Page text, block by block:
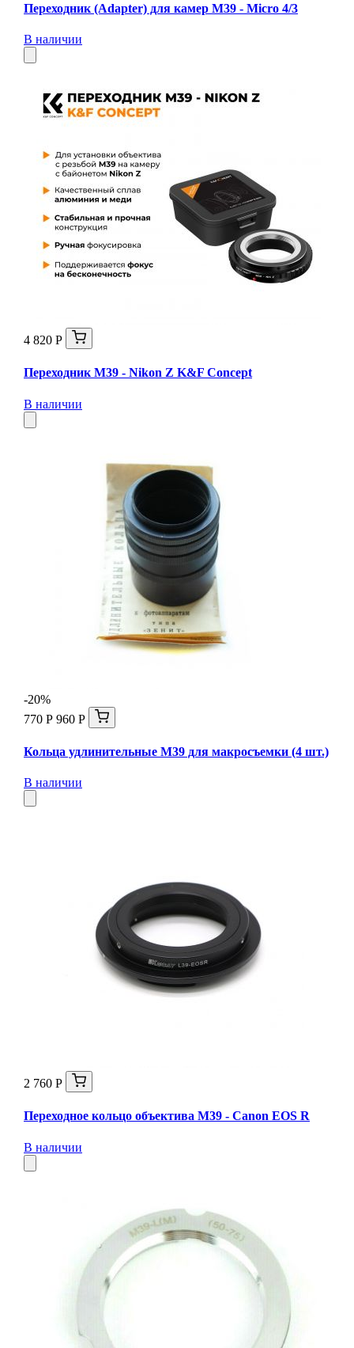
Переходник (Adapter) для камер M39 - Micro 4/3
В наличии
4 820 Р
Переходник M39 - Nikon Z K&F Concept
В наличии
-20%
770 Р 960 Р
Кольца удлинительные М39 для макросъемки (4 шт.)
В наличии
2 760 Р
Переходное кольцо объектива M39 - Canon EOS R
В наличии